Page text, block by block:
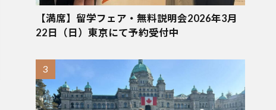
【満席】留学フェア・無料説明会2026年3月
22日（日）東京にて予約受付中